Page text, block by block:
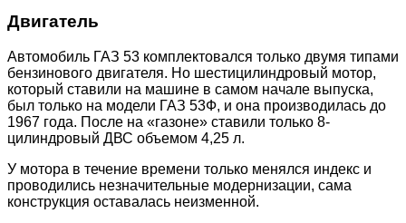
Двигатель
Автомобиль ГАЗ 53 комплектовался только двумя типами
бензинового двигателя. Но шестицилиндровый мотор,
который ставили на машине в самом начале выпуска,
был только на модели ГАЗ 53Ф, и она производилась до
1967 года. После на «газоне» ставили только 8-
цилиндровый ДВС объемом 4,25 л.
У мотора в течение времени только менялся индекс и
проводились незначительные модернизации, сама
конструкция оставалась неизменной.